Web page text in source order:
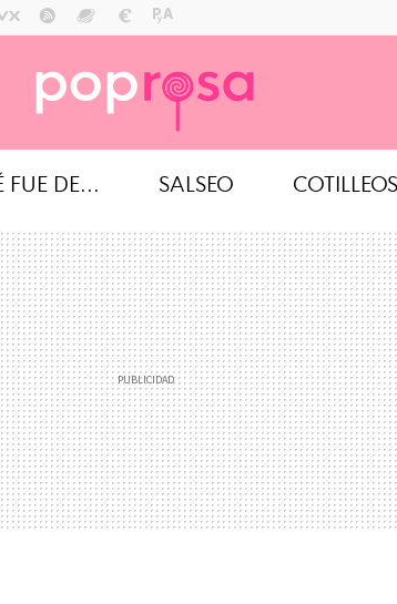
FUE DE... SALSEO